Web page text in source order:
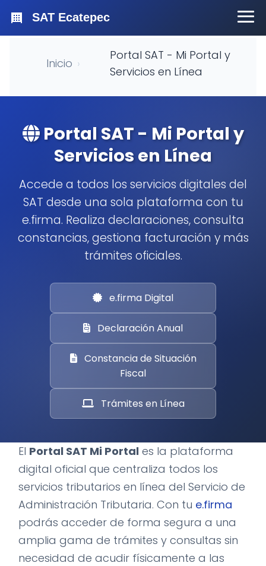
SAT Ecatepec
Inicio ›
Portal SAT - Mi Portal y
Servicios en Línea
Portal SAT - Mi Portal y
Servicios en Línea
Accede a todos los servicios digitales del
SAT desde una sola plataforma con tu
e.firma. Realiza declaraciones, consulta
constancias, gestiona facturación y más
trámites oficiales.
e.firma Digital
Declaración Anual
Constancia de Situación
Fiscal
Trámites en Línea
El Portal SAT Mi Portal es la plataforma
digital oficial que centraliza todos los
servicios tributarios en línea del Servicio de
Administración Tributaria. Con tu e.firma
podrás acceder de forma segura a una
amplia gama de trámites y consultas sin
necesidad de acudir físicamente a las